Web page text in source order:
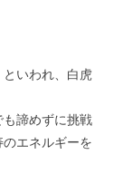
いわれ、白虎
諦めずに挑戦
エネルギーを